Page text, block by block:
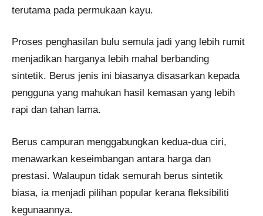
terutama pada permukaan kayu.
Proses penghasilan bulu semula jadi yang lebih rumit
menjadikan harganya lebih mahal berbanding
sintetik. Berus jenis ini biasanya disasarkan kepada
pengguna yang mahukan hasil kemasan yang lebih
rapi dan tahan lama.
Berus campuran menggabungkan kedua-dua ciri,
menawarkan keseimbangan antara harga dan
prestasi. Walaupun tidak semurah berus sintetik
biasa, ia menjadi pilihan popular kerana fleksibiliti
kegunaannya.